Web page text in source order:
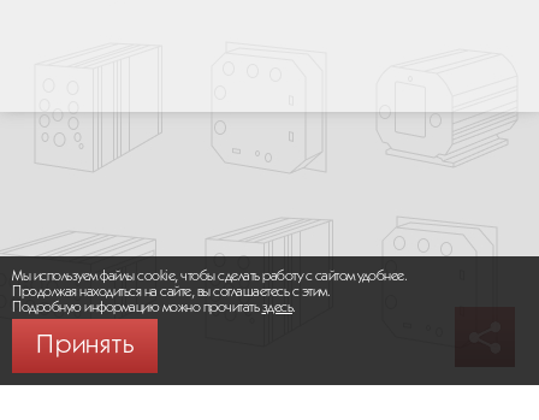
Мы используем файлы cookie, чтобы сделать работу с сайтом удобнее.
Продолжая находиться на сайте, вы соглашаетесь с этим.
Подробную информацию можно прочитатьздесь.
Принять